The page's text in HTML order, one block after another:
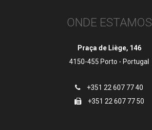
ONDE ESTAMOS
Praça de Liège, 146
4150-455 Porto - Portugal
+351 22 607 77 40
+351 22 607 77 50